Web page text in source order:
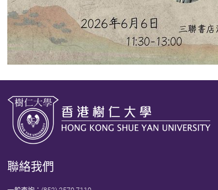
聯絡我們